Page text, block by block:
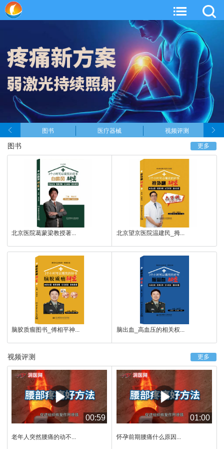
图书 医疗器械 视频评测
更多
图书
北京医院葛蒙梁教授著... 北京望京医院温建民_拇...
脑胶质瘤图书_傅相平神... 脑出血_高血压的相关权...
更多
视频评测
00:59
老年人突然腰痛的动不...
01:00
怀孕前期腰痛什么原因...